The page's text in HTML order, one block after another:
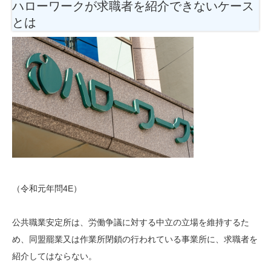
ハローワークが求職者を紹介できないケース
とは
（令和元年問4E）
公共職業安定所は、労働争議に対する中立の立場を維持するた
め、同盟罷業又は作業所閉鎖の行われている事業所に、求職者を
紹介してはならない。